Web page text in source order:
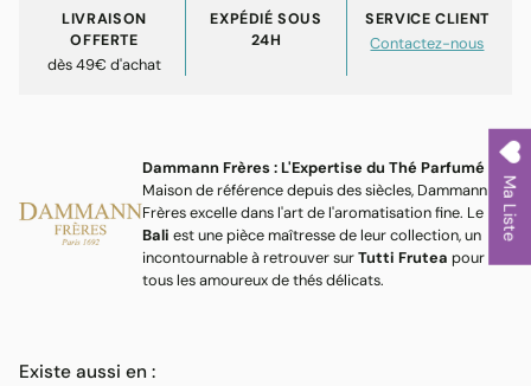
panierLIVRAISON
OFFERTE
dès 49€ d'achat
EXPÉDIÉ SOUS
24H
SERVICE CLIENT
Contactez-nous
Dammann Frères : L'Expertise du Thé Parfumé
Maison de référence depuis des siècles, Dammann
Frères excelle dans l'art de l'aromatisation fine. Le
Bali est une pièce maîtresse de leur collection, un
incontournable à retrouver surTutti Frutea pour
tous les amoureux de thés délicats.
Existe aussi en :
Ma Liste